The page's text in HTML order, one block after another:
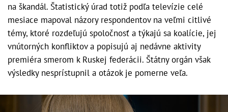
na škandál. Štatistický úrad totiž podľa televízie celé
mesiace mapoval názory respondentov na veľmi citlivé
témy, ktoré rozdeľujú spoločnosť a týkajú sa koalície, jej
vnútorných konfliktov a popisujú aj nedávne aktivity
premiéra smerom k Ruskej federácii. Štátny orgán však
výsledky nesprístupnil a otázok je pomerne veľa.